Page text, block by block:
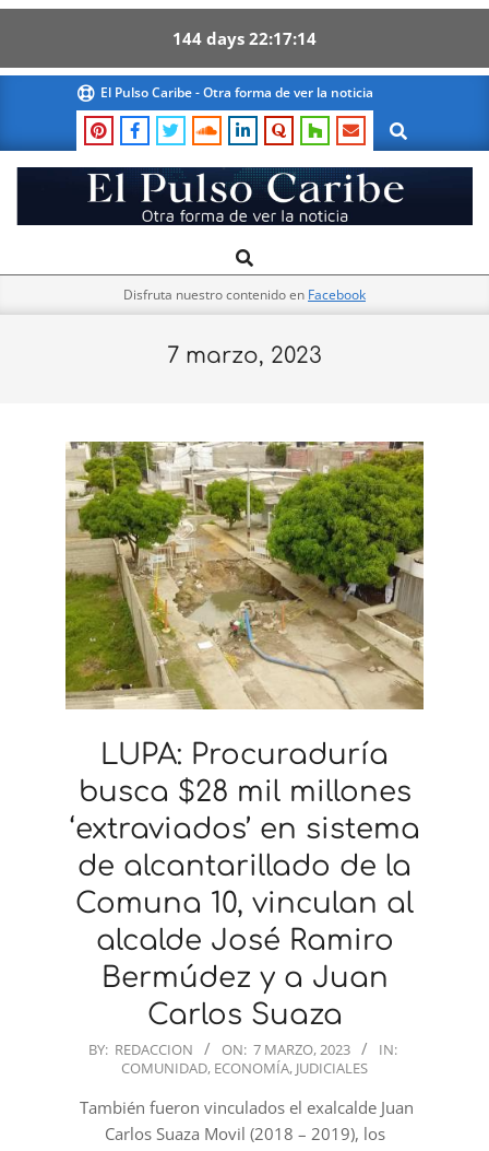
144 days 22 17 13
content
El Pulso Caribe - Otra forma de ver la noticia
Search
El
Pulso
Navigation
Search
Disfruta nuestro contenido en Facebook
7 marzo, 2023
LUPA: Procuraduría
busca $28 mil millones
‘extraviados’ en sistema
de alcantarillado de la
Comuna 10, vinculan al
alcalde José Ramiro
Bermúdez y a Juan
Carlos Suaza
2023-
07
BY: REDACCION ON: 7 MARZO, 2023
IN:
COMUNIDAD, ECONOMÍA, JUDICIALES
También fueron vinculados el exalcalde Juan
Carlos Suaza Movil (2018 – 2019), los